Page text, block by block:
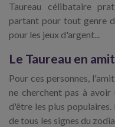
Taureau célibataire
partant pour tout genre
pour les jeux d'argent...
Le Taureau en
Pour ces personnes,
ne cherchent pas à
d'être les plus populaires.
de tous les signes du